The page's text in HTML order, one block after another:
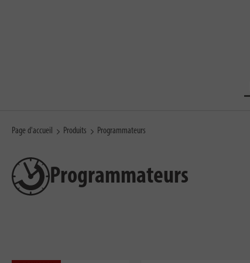
Page d'accueil Produits Programmateurs
Programmateurs